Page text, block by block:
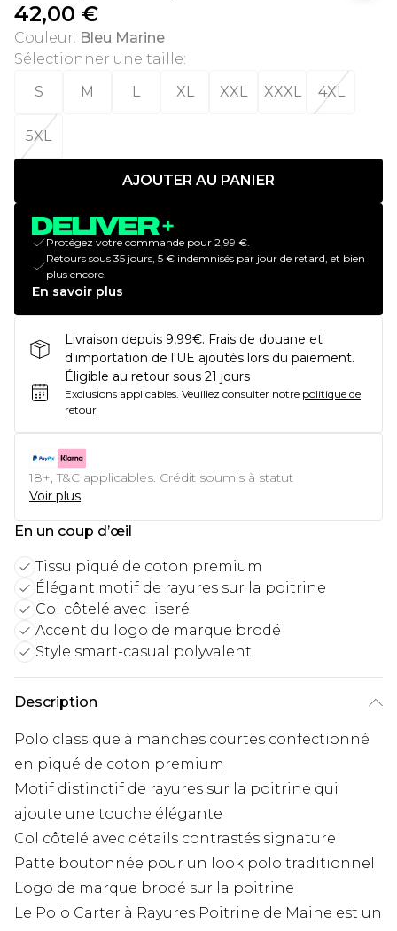
42,00 €
Couleur: Bleu Marine
Sélectionner une taille:
S
M L XL XXL XXXL 4XL
5XL
AJOUTER AU PANIER
Protégez votre commande pour 2,99 €.
Retours sous 35 jours, 5 € indemnisés par jour de retard, et bien
plus encore.
En savoir plus
Livraison depuis 9,99€. Frais de douane et
d'importation de l'UE ajoutés lors du paiement.
Éligible au retour sous 21 jours
Exclusions applicables. Veuillez consulter notre politique de
retour
18+, T&C applicables. Crédit soumis à statut
Voir plus
En un coup d’œil
Tissu piqué de coton premium
Élégant motif de rayures sur la poitrine
Col côtelé avec liseré
Accent du logo de marque brodé
Style smart-casual polyvalent
Description
Polo classique à manches courtes confectionné
en piqué de coton premium
Motif distinctif de rayures sur la poitrine qui
ajoute une touche élégante
Col côtelé avec détails contrastés signature
Patte boutonnée pour un look polo traditionnel
Logo de marque brodé sur la poitrine
Le Polo Carter à Rayures Poitrine de Maine est un